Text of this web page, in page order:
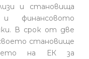
и становища
и финансовото
В срок от две
становище
на ЕК за